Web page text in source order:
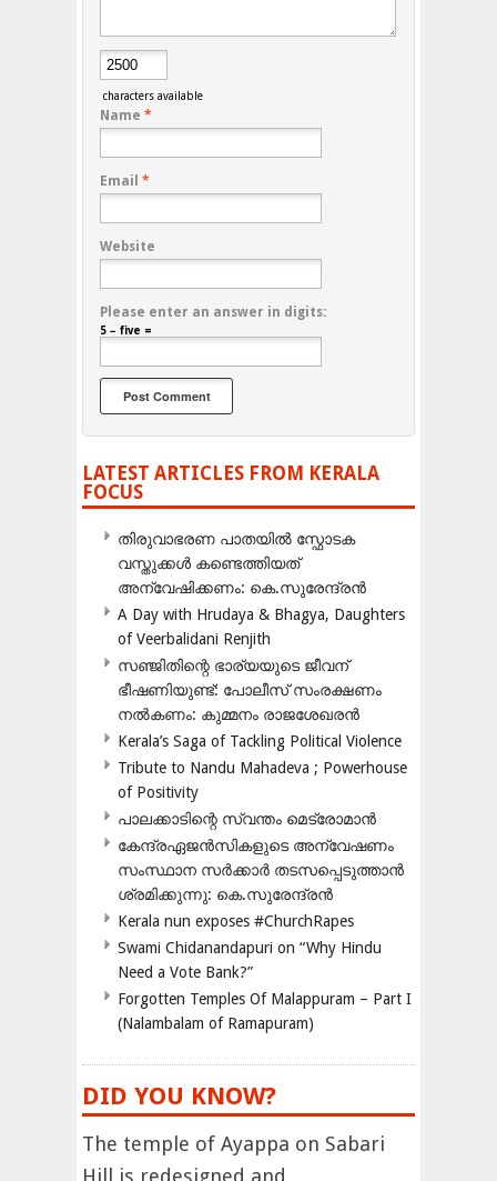
characters available
Name *
Email *
Website
Please enter an answer in digits:
5 − five =
LATEST ARTICLES FROM KERALA
FOCUS
തിരുവാഭരണ പാതയിൽ സ്ഫോടക
വസ്തുക്കൾ കണ്ടെത്തിയത്
അന്വേഷിക്കണം: കെ.സുരേന്ദ്രൻ
A Day with Hrudaya & Bhagya, Daughters
of Veerbalidani Renjith
സഞ്ജിതിന്റെ ഭാര്യയുടെ ജീവന്
ഭീഷണിയുണ്ട്: പോലീസ് സംരക്ഷണം
നൽകണം: കുമ്മനം രാജശേഖരൻ
Kerala’s Saga of Tackling Political Violence
Tribute to Nandu Mahadeva ; Powerhouse
of Positivity
പാലക്കാടിന്റെ സ്വന്തം മെട്രോമാൻ
കേന്ദ്രഏജൻസികളുടെ അന്വേഷണം
സംസ്ഥാന സർക്കാർ തടസപ്പെടുത്താൻ
ശ്രമിക്കുന്നു: കെ.സുരേന്ദ്രൻ
Kerala nun exposes #ChurchRapes
Swami Chidanandapuri on “Why Hindu
Need a Vote Bank?”
Forgotten Temples Of Malappuram – Part I
(Nalambalam of Ramapuram)
DID YOU KNOW?
The temple of Ayappa on Sabari